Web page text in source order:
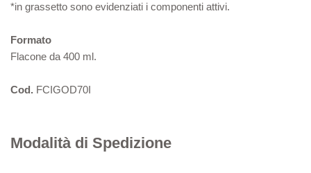
*in grassetto sono evidenziati i componenti attivi.
Formato
Flacone da 400 ml.
Cod. FCIGOD70I
Modalità di Spedizione